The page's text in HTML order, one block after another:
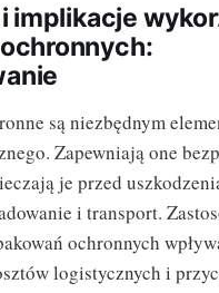
implikacje
są niezbędnym
Zapewniają one
je przed
i transport.
ochronnych
logistycznych i